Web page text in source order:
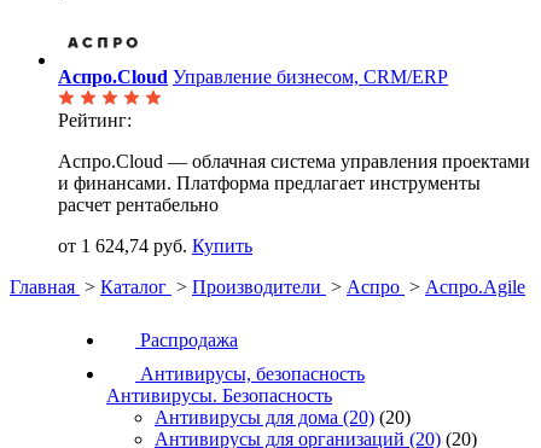
Аспро.Cloud Управление бизнесом, CRM/ERP
Рейтинг:
Аспро.Cloud — облачная система управления проектами
и финансами. Платформа предлагает инструменты
расчет рентабельно
от 1 624,74 руб. Купить
Главная > Каталог > Производители > Аспро > Аспро.Agile
Распродажа
Антивирусы, безопасность
Антивирусы. Безопасность
Антивирусы для дома (20) (20)
Антивирусы для организаций (20) (20)